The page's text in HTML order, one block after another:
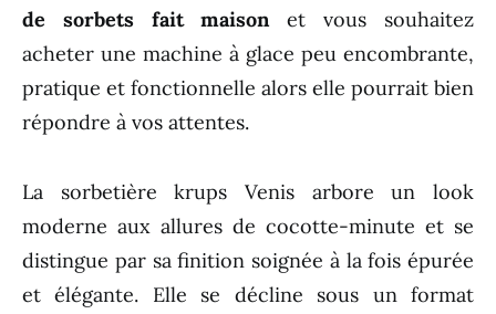
de sorbets fait maisonet vous souhaitez
acheter une machine à glace peu encombrante,
pratique et fonctionnelle alors elle pourrait bien
répondre à vos attentes.
La sorbetière krups Venis arbore un look
moderne aux allures de cocotte-minute et se
distingue par sa finition soignée à la fois épurée
et élégante. Elle se décline sous un format